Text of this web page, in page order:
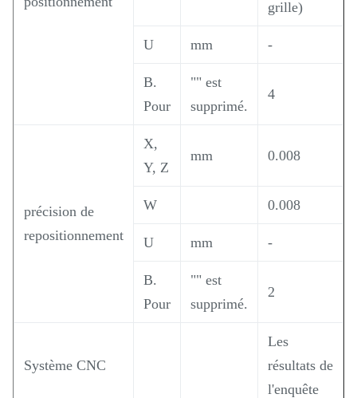
grille)
U mm -
B.
Pour
"" est
supprimé.
4
précision de
repositionnement
X,
Y, Z
mm 0.008
W 0.008
U mm -
B.
Pour
"" est
supprimé.
2
Système CNC
Les
résultats de
l'enquête